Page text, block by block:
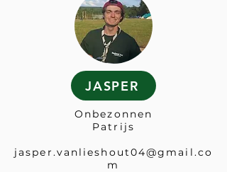
JASPER
Onbezonnen
Patrijs
jasper.vanlieshout04@gmail.co
m